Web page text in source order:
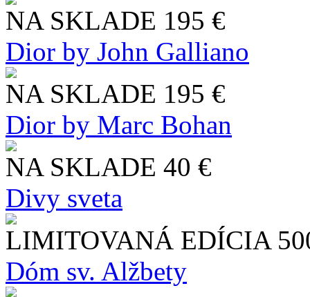
NA SKLADE 195 €
Dior by John Galliano
NA SKLADE 195 €
Dior by Marc Bohan
NA SKLADE 40 €
Divy sveta
LIMITOVANÁ EDÍCIA
Dóm sv. Alžbety